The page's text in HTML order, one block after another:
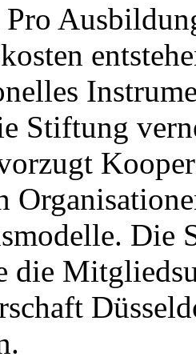
Stiftung
Die
die